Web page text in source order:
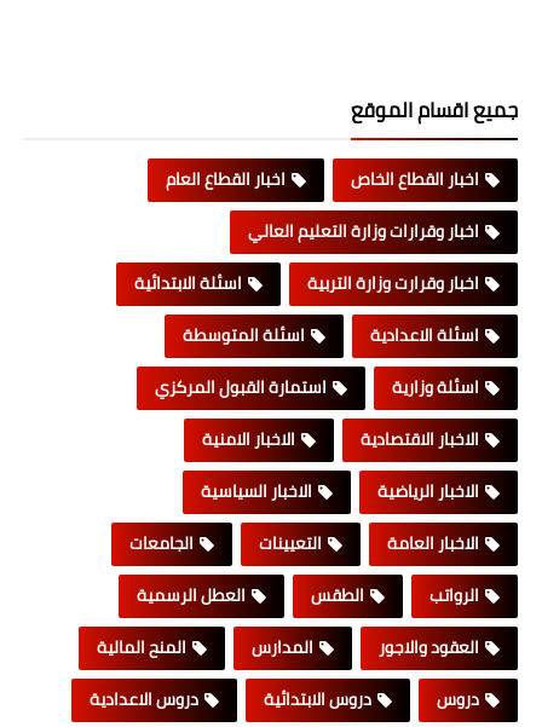
جميع اقسام الموقع
اخبار القطاع الخاص
اخبار القطاع العام
اخبار وقرارات وزارة التعليم العالي
اخبار وقرارت وزارة التربية
اسئلة الابتدائية
اسئلة الاعدادية
اسئلة المتوسطة
اسئلة وزارية
استمارة القبول المركزي
الاخبار الاقتصادية
الاخبار الامنية
الاخبار الرياضية
الاخبار السياسية
الاخبار العامة
التعيينات
الجامعات
الرواتب
الطقس
العطل الرسمية
العقود والاجور
المدارس
المنح المالية
دروس
دروس الابتدائية
دروس الاعدادية